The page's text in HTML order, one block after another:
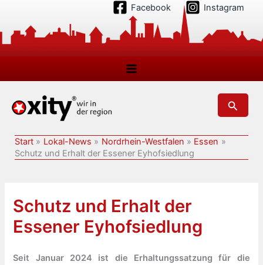
springen
Facebook Instagram
Suchen
Start Lokal-News Nordrhein-Westfalen
Essen
Schutz und Erhalt der Essener Eyhofsiedlung
Schutz und Erhalt der
Essener Eyhofsiedlung
Seit Januar 2024 ist die Erhaltungssatzung für die